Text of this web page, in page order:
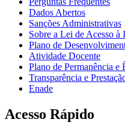
Dados Abertos
Sanções Administrativas
Sobre a Lei de Acesso à
Plano de
Atividade Docente
Plano de Permanência e
Transparência e
Enade
Acesso Rápido